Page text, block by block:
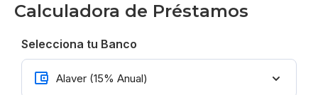
productividad y la innovación.
El espacio en su totalidad contará con 800 m2 de
construcción
Calculadora de Préstamos
Selecciona tu Banco